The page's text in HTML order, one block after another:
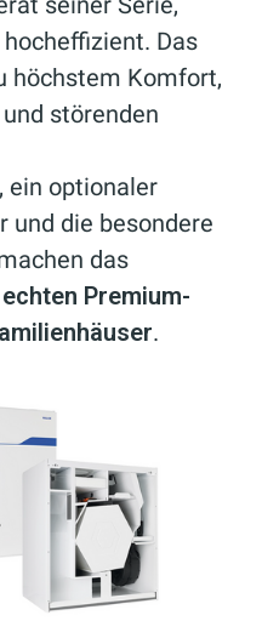
Das
höchstem Komfort,
störenden
ein optionaler
und die besondere
das
echten Premium-
.